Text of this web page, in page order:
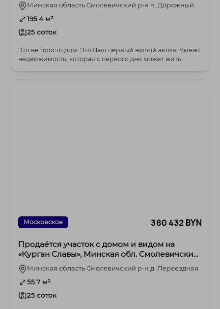
Минская область Смолевичский р-н п. Дорожный
195.4 м²
25 соток
Это не просто дом. Это Ваш первый жилой актив. Умная
недвижимость, которая с первого дня может жить...
Московское 380 432 BYN
Продаётся участок с домом и видом на
«Курган Славы», Минская обл. Смолевичский
р-н, д.Переездная
Минская область Смолевичский р-н д. Переездная
55.7 м²
25 соток